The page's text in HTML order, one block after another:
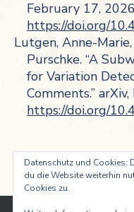
February 17,
https://doi.org/
Lutgen, Anne-
Purschke. “A
for Variation
Comments.”
https://doi.org/
Datenschutz und Cookies:
du die Website weiterhin
Cookies zu.